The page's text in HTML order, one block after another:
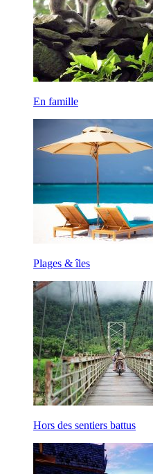
En famille
Plages & îles
Hors des sentiers battus